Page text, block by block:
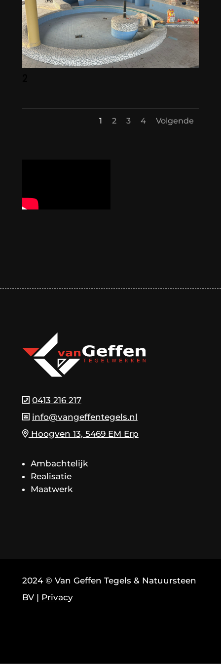
1 2 3 4 Volgende
0413 216 217
info@vangeffentegels.nl
Hoogven 13, 5469 EM Erp
Ambachtelijk
Realisatie
Maatwerk
2024 © Van Geffen Tegels & Natuursteen
BV | Privacy